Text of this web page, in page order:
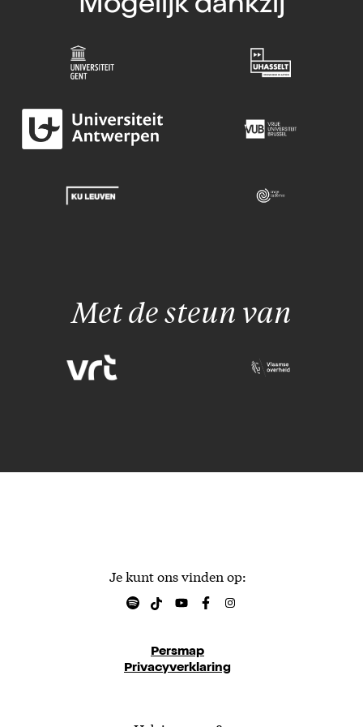
Mogelijk dankzij
Met de steun van
Je kunt ons vinden op:
Persmap
Privacyverklaring